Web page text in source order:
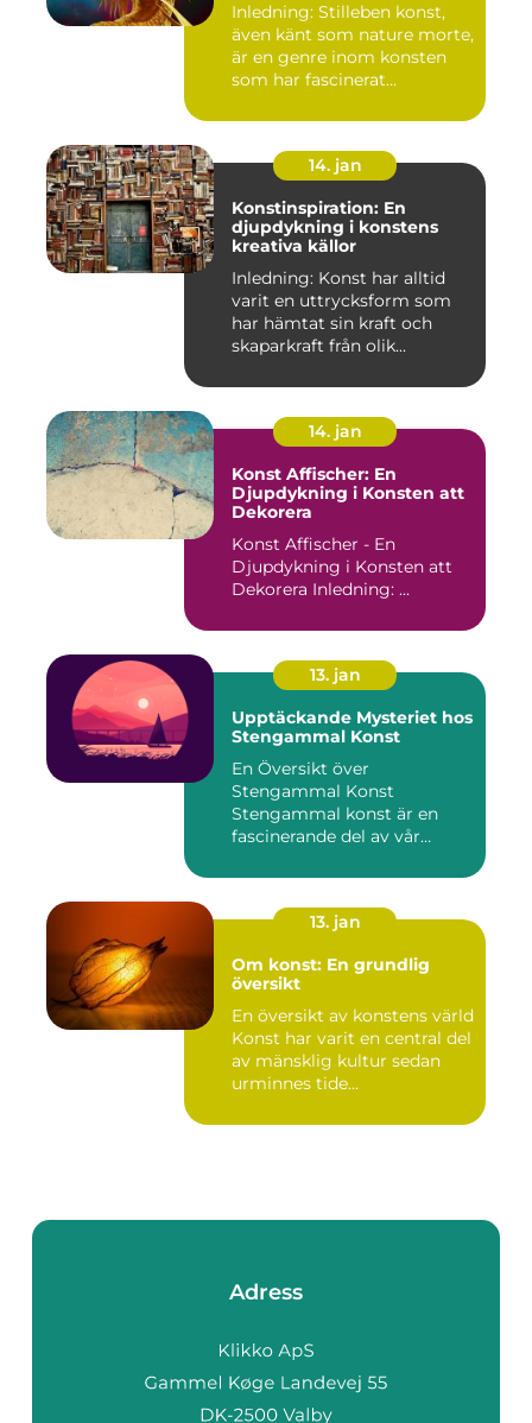
Inledning: Stilleben konst,
även känt som nature morte,
är en genre inom konsten
som har fascinerat...
14. jan
Konstinspiration: En
djupdykning i konstens
kreativa källor
Inledning: Konst har alltid
varit en uttrycksform som
har hämtat sin kraft och
skaparkraft från olik...
14. jan
Konst Affischer: En
Djupdykning i Konsten att
Dekorera
Konst Affischer - En
Djupdykning i Konsten att
Dekorera Inledning: ...
13. jan
Upptäckande Mysteriet hos
Stengammal Konst
En Översikt över
Stengammal Konst
Stengammal konst är en
fascinerande del av vår
13. jan
Om konst: En grundlig
översikt
En översikt av konstens värld
Konst har varit en central del
av mänsklig kultur sedan
urminnes tide...
Adress